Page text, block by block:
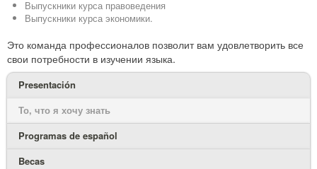
Выпускники курса правоведения
Выпускники курса экономики.
Это команда профессионалов позволит вам удовлетворить все
свои потребности в изучении языка.
Presentación
То, что я хочу знать
Programas de español
Becas